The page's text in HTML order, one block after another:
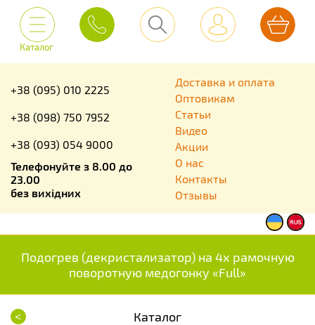
Каталог
+38 (095) 010 2225
+38 (098) 750 7952
+38 (093) 054 9000
Телефонуйте з 8.00 до
23.00
без вихідних
Доставка и оплата
Оптовикам
Статьи
Видео
Акции
О нас
Контакты
Отзывы
Подогрев (декристализатор) на 4х рамочную
поворотную медогонку «Full»
< Каталог